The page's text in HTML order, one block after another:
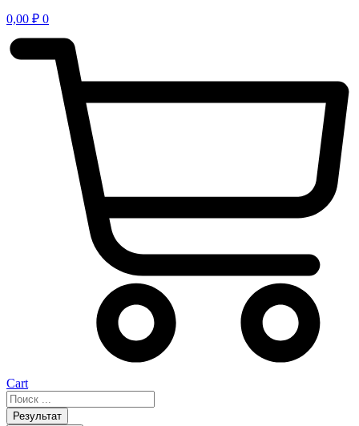
0,00 ₽ 0
Cart
Search
...Результат